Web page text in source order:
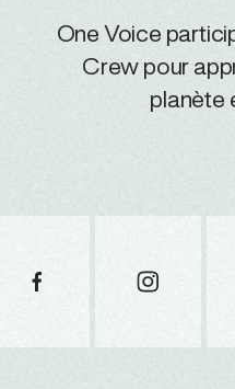
One Voice
Crew pour
planète